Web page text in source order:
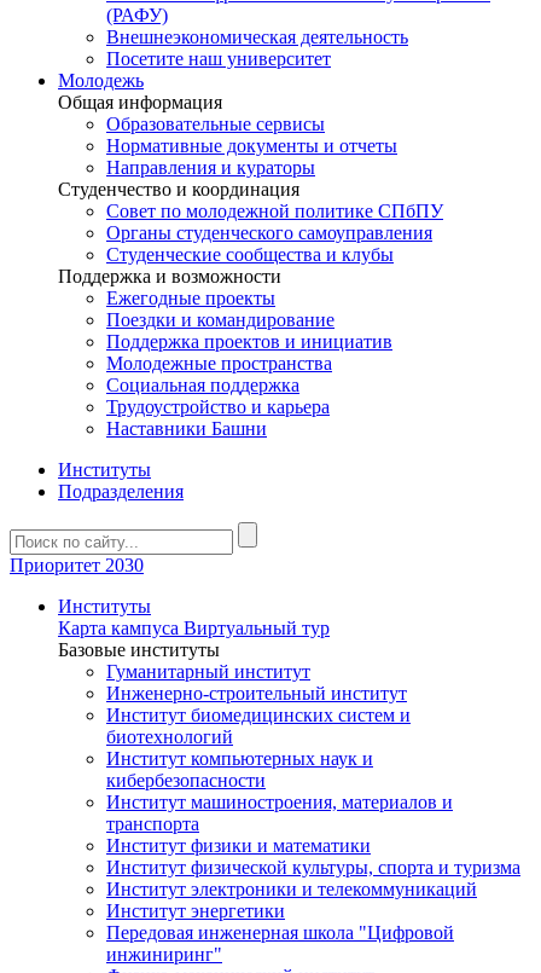
(РАФУ)
Внешнеэкономическая деятельность
Посетите наш университет
Молодежь
Общая информация
Образовательные сервисы
Нормативные документы и отчеты
Направления и кураторы
Студенчество и координация
Совет по молодежной политике СПбПУ
Органы студенческого самоуправления
Студенческие сообщества и клубы
Поддержка и возможности
Ежегодные проекты
Поездки и командирование
Поддержка проектов и инициатив
Молодежные пространства
Социальная поддержка
Трудоустройство и карьера
Наставники Башни
Институты
Подразделения
Приоритет 2030
Институты
Карта кампуса Виртуальный тур
Базовые институты
Гуманитарный институт
Инженерно-строительный институт
Институт биомедицинских систем и
биотехнологий
Институт компьютерных наук и
кибербезопасности
Институт машиностроения, материалов и
транспорта
Институт физики и математики
Институт физической культуры, спорта и туризма
Институт электроники и телекоммуникаций
Институт энергетики
Передовая инженерная школа "Цифровой
инжиниринг"